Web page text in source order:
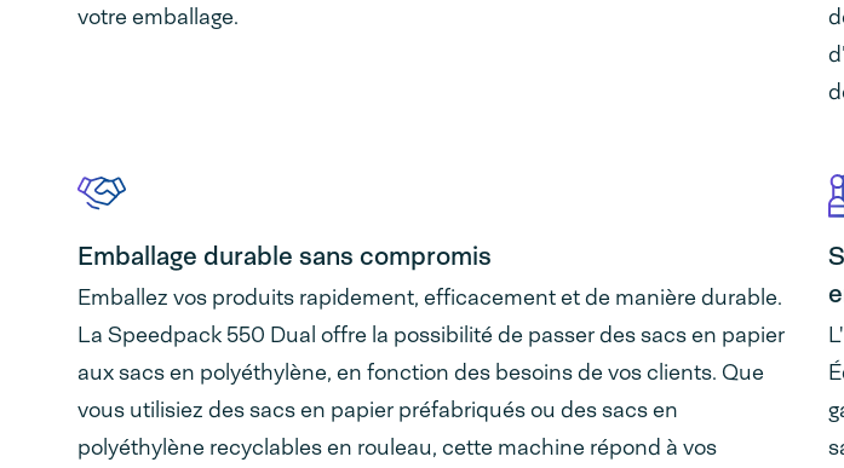
votre emballage.
Emballage durable sans compromis
Emballez vos produits rapidement, efficacement et de manière durable.
La Speedpack 550 Dual offre la possibilité de passer des sacs en papier
aux sacs en polyéthylène, en fonction des besoins de vos clients. Que
vous utilisiez des sacs en papier préfabriqués ou des sacs en
polyéthylène recyclables en rouleau, cette machine répond à vos